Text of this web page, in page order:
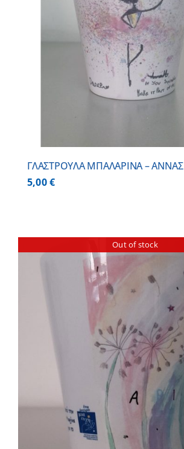
ΓΛΑΣΤΡΟΥΛΑ ΜΠΑΛΑΡΙΝΑ – ΑΝΝΑΣ
5,00€
Out of stock